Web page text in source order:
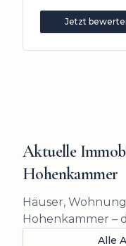
Jetzt
Aktuelle
Hohenkammer
Häuser,
Hohenkammer –
Alle